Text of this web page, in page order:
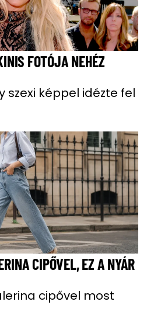
FOTÓJA NEHÉZ
szexi képpel idézte fel
CIPŐVEL, EZ A NYÁR
cipővel most